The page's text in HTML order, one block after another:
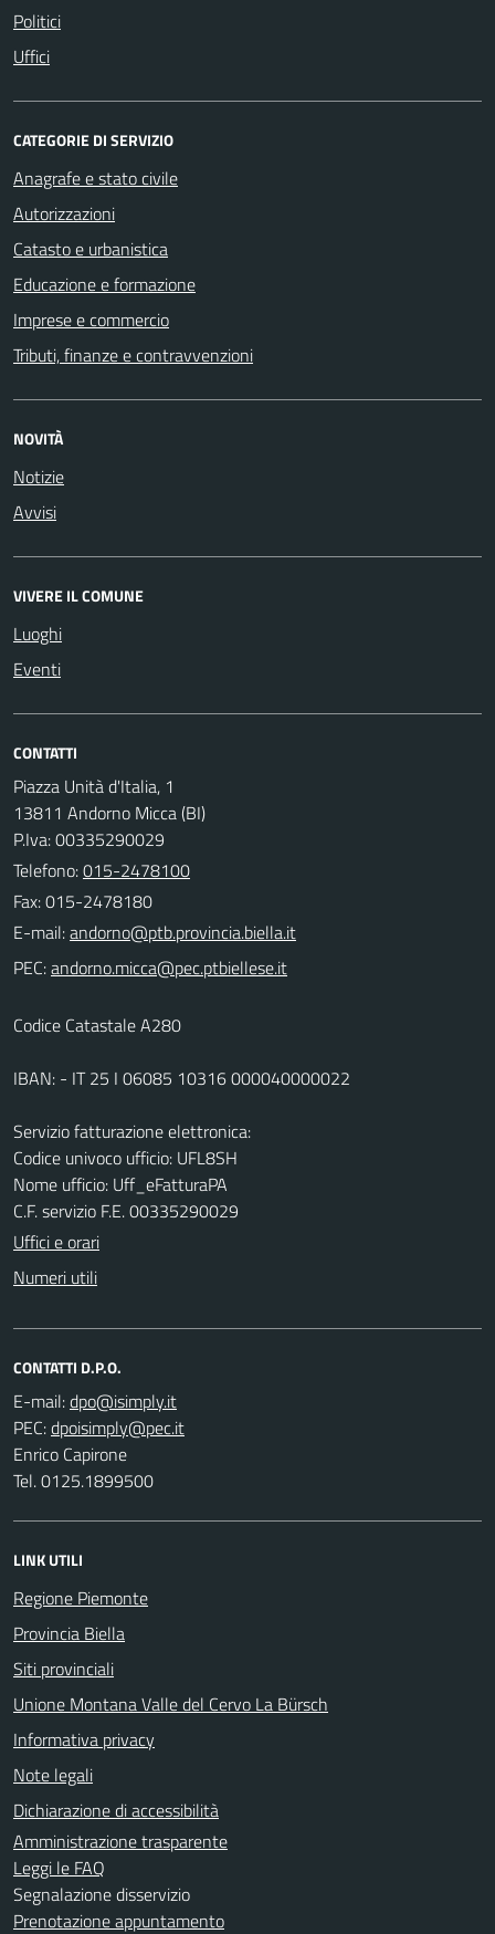
Politici
Uffici
CATEGORIE DI SERVIZIO
Anagrafe e stato civile
Autorizzazioni
Catasto e urbanistica
Educazione e formazione
Imprese e commercio
Tributi, finanze e contravvenzioni
NOVITÀ
Notizie
Avvisi
VIVERE IL COMUNE
Luoghi
Eventi
CONTATTI
Piazza Unità d'Italia, 1
13811 Andorno Micca (BI)
P.Iva: 00335290029
Telefono:015-2478100
Fax: 015-2478180
E-mail:
PEC:
Codice Catastale A280
IBAN: - IT 25 I 06085 10316 000040000022
Servizio fatturazione elettronica:
Codice univoco ufficio: UFL8SH
Nome ufficio: Uff_eFatturaPA
C.F. servizio F.E. 00335290029
Uffici e orari
Numeri utili
CONTATTI D.P.O.
E-mail:
PEC:
Enrico Capirone
Tel. 0125.1899500
LINK UTILI
Regione Piemonte
Provincia Biella
Siti provinciali
Unione Montana Valle del Cervo La Bürsch
Informativa privacy
Note legali
Dichiarazione di accessibilità
Amministrazione trasparente
Leggi le FAQ
Segnalazione disservizio
Prenotazione appuntamento